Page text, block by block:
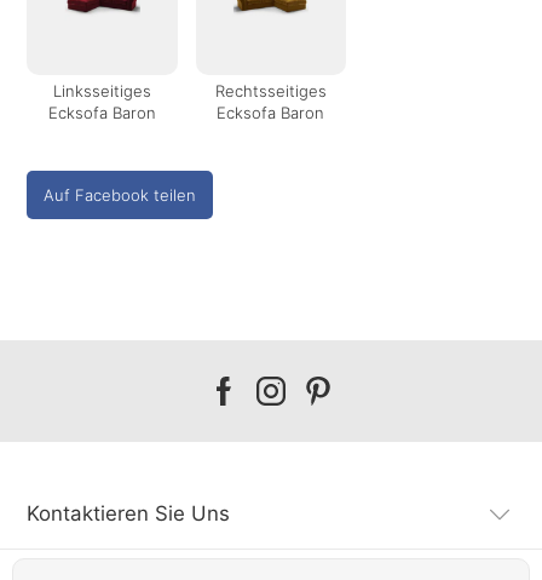
Linksseitiges
Ecksofa Baron
Rechtsseitiges
Ecksofa Baron
Auf Facebook teilen
Our
Our
Our
Kontaktieren Sie Uns